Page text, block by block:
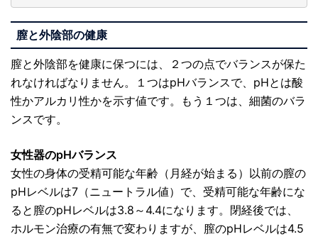
膣と外陰部の健康
膣と外陰部を健康に保つには、２つの点でバランスが保た
れなければなりません。１つはpHバランスで、pHとは酸
性かアルカリ性かを示す値です。もう１つは、細菌のバラ
ンスです。
女性器のpHバランス
女性の身体の受精可能な年齢（月経が始まる）以前の膣の
pHレベルは7（ニュートラル値）で、受精可能な年齢にな
ると膣のpHレベルは3.8～4.4になります。閉経後では、
ホルモン治療の有無で変わりますが、膣のpHレベルは4.5